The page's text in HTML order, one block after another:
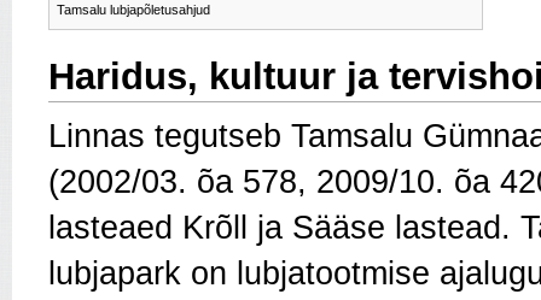
Tamsalu lubjapõletusahjud
Haridus, kultuur ja
Linnas tegutseb Tamsalu
(2002/03. õa 578, 2009/10. õa
lasteaed Krõll ja Sääse lastead.
lubjapark on lubjatootmise